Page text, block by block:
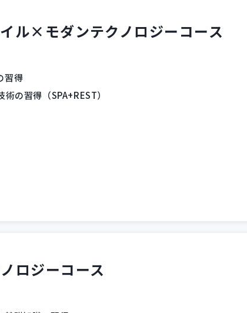
ル×モダンテクノロジーコース
習得
の習得（SPA+REST）
ロジーコース